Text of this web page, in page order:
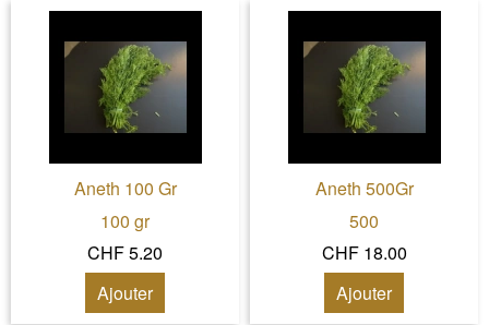
Aneth 100 Gr
100 gr
CHF 5.20
Ajouter
Aneth 500Gr
500
CHF 18.00
Ajouter